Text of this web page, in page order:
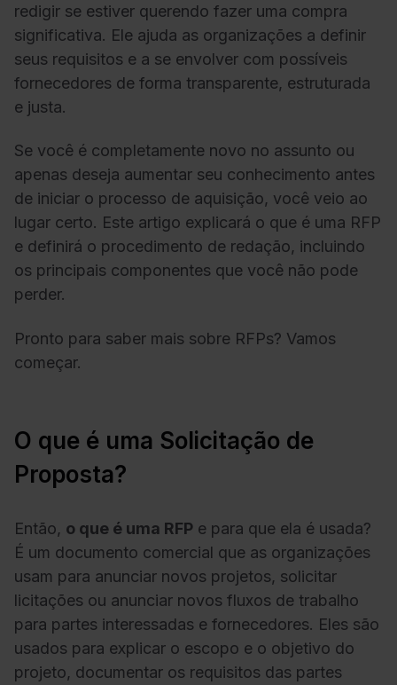
redigir se estiver querendo fazer uma compra
significativa. Ele ajuda as organizações a definir
seus requisitos e a se envolver com possíveis
fornecedores de forma transparente, estruturada
e justa.
Se você é completamente novo no assunto ou
apenas deseja aumentar seu conhecimento antes
de iniciar o processo de aquisição, você veio ao
lugar certo. Este artigo explicará o que é uma RFP
e definirá o procedimento de redação, incluindo
os principais componentes que você não pode
perder.
Pronto para saber mais sobre RFPs? Vamos
começar.
O que é uma Solicitação de
Proposta?
Então, o que é uma RFP e para que ela é usada?
É um documento comercial que as organizações
usam para anunciar novos projetos, solicitar
licitações ou anunciar novos fluxos de trabalho
para partes interessadas e fornecedores. Eles são
usados para explicar o escopo e o objetivo do
projeto, documentar os requisitos das partes